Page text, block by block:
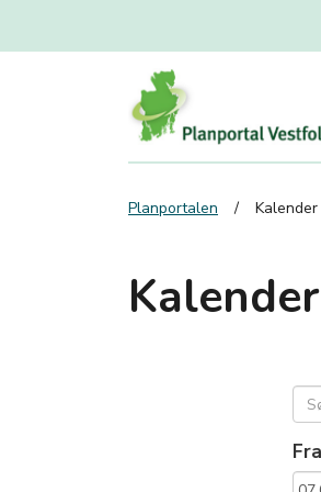
Planportalen Kalender
Kalender